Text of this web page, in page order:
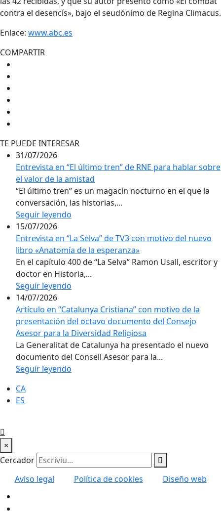
contra el desencís», bajo el seudónimo de Regina Climacus.
Enlace: www.abc.es
COMPARTIR
TE PUEDE INTERESAR
31/07/2026
Entrevista en “El último tren” de RNE para hablar sobre
el valor de la amistad
“El último tren” es un magacín nocturno en el que la
conversación, las historias,...
Seguir leyendo
15/07/2026
Entrevista en “La Selva” de TV3 con motivo del nuevo
libro «Anatomía de la esperanza»
En el capítulo 400 de “La Selva” Ramon Usall, escritor y
doctor en Historia,...
Seguir leyendo
14/07/2026
Artículo en “Catalunya Cristiana” con motivo de la
presentación del octavo documento del Consejo
Asesor para la Diversidad Religiosa
La Generalitat de Catalunya ha presentado el nuevo
documento del Consell Asesor para la...
Seguir leyendo
CA
ES
×
Cercador
Aviso legal
Política de cookies Diseño web